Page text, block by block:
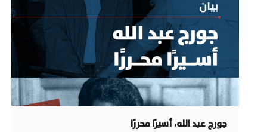
جورج عبد الله، أسيرًا محررًا